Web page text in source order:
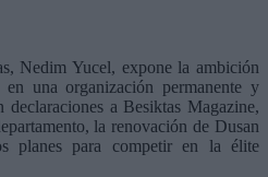
Nedim Yucel, expone la ambición
una organización permanente y
a Besiktas Magazine,
la renovación de Dusan
planes para competir en la élite